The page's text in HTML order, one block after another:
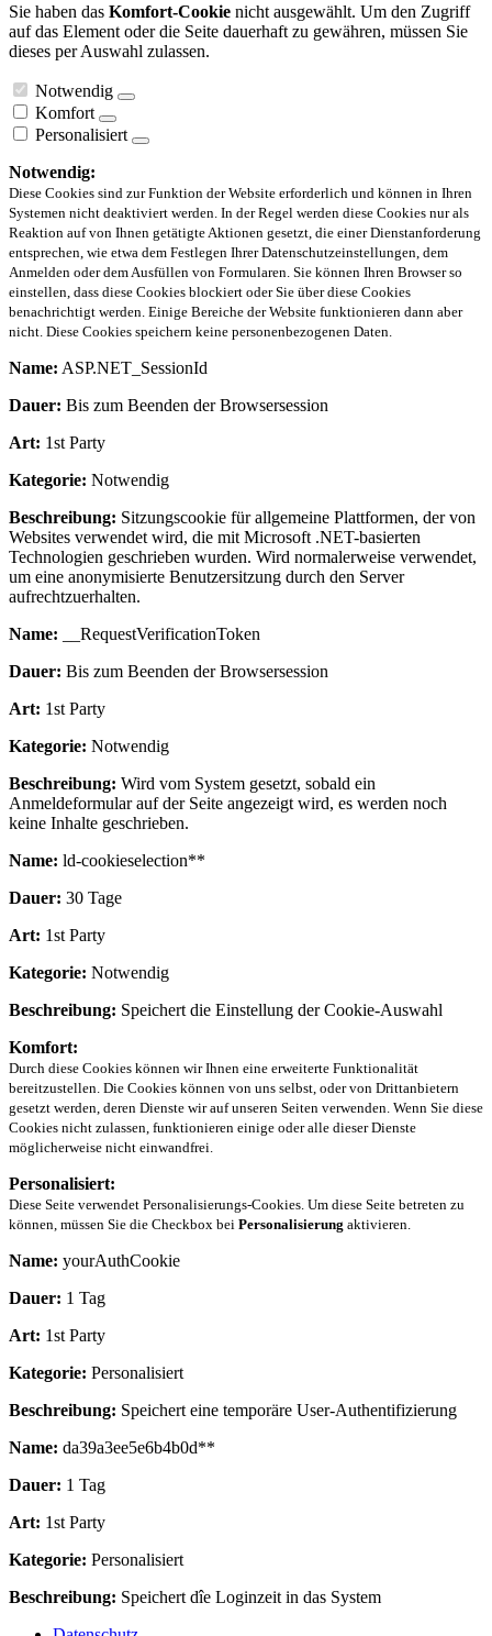
Sie haben das Komfort-Cookie nicht ausgewählt. Um den Zugriff
auf das Element oder die Seite dauerhaft zu gewähren, müssen Sie
dieses per Auswahl zulassen.
Notwendig
Komfort
Personalisiert
Notwendig:
Diese Cookies sind zur Funktion der Website erforderlich und können in Ihren
Systemen nicht deaktiviert werden. In der Regel werden diese Cookies nur als
Reaktion auf von Ihnen getätigte Aktionen gesetzt, die einer Dienstanforderung
entsprechen, wie etwa dem Festlegen Ihrer Datenschutzeinstellungen, dem
Anmelden oder dem Ausfüllen von Formularen. Sie können Ihren Browser so
einstellen, dass diese Cookies blockiert oder Sie über diese Cookies
benachrichtigt werden. Einige Bereiche der Website funktionieren dann aber
nicht. Diese Cookies speichern keine personenbezogenen Daten.
Name: ASP.NET_SessionId
Dauer: Bis zum Beenden der Browsersession
Art: 1st Party
Kategorie: Notwendig
Beschreibung: Sitzungscookie für allgemeine Plattformen, der von
Websites verwendet wird, die mit Microsoft .NET-basierten
Technologien geschrieben wurden. Wird normalerweise verwendet,
um eine anonymisierte Benutzersitzung durch den Server
aufrechtzuerhalten.
Name: __RequestVerificationToken
Dauer: Bis zum Beenden der Browsersession
Art: 1st Party
Kategorie: Notwendig
Beschreibung: Wird vom System gesetzt, sobald ein
Anmeldeformular auf der Seite angezeigt wird, es werden noch
keine Inhalte geschrieben.
Name: ld-cookieselection**
Dauer: 30 Tage
Art: 1st Party
Kategorie: Notwendig
Beschreibung: Speichert die Einstellung der Cookie-Auswahl
Komfort:
Durch diese Cookies können wir Ihnen eine erweiterte Funktionalität
bereitzustellen. Die Cookies können von uns selbst, oder von Drittanbietern
gesetzt werden, deren Dienste wir auf unseren Seiten verwenden. Wenn Sie diese
Cookies nicht zulassen, funktionieren einige oder alle dieser Dienste
möglicherweise nicht einwandfrei.
Personalisiert:
Diese Seite verwendet Personalisierungs-Cookies. Um diese Seite betreten zu
können, müssen Sie die Checkbox bei Personalisierung aktivieren.
Name: yourAuthCookie
Dauer: 1 Tag
Art: 1st Party
Kategorie: Personalisiert
Beschreibung: Speichert eine temporäre User-Authentifizierung
Name: da39a3ee5e6b4b0d**
Dauer: 1 Tag
Art: 1st Party
Kategorie: Personalisiert
Beschreibung: Speichert dîe Loginzeit in das System